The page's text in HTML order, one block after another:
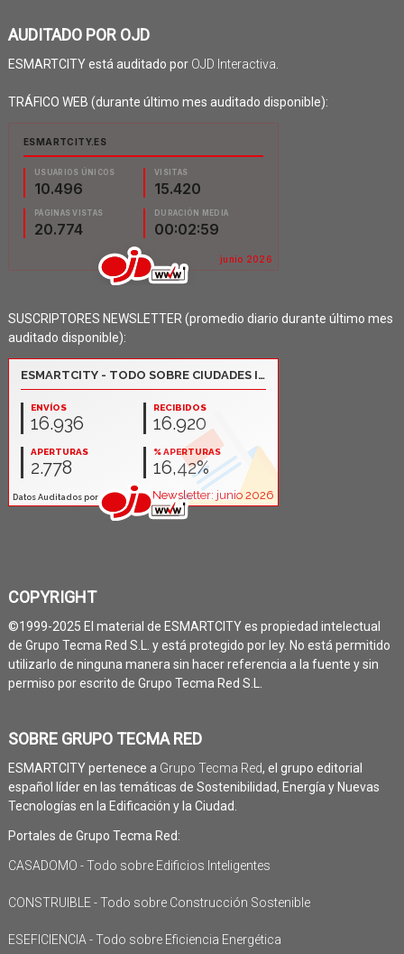
AUDITADO POR OJD
ESMARTCITY está auditado por OJD Interactiva
TRÁFICO WEB (durante último mes auditado disponible):
SUSCRIPTORES NEWSLETTER (promedio diario durante último mes
auditado disponible):
COPYRIGHT
©1999-2025 El material de ESMARTCITY es propiedad intelectual
de Grupo Tecma Red S.L. y está protegido por ley. No está permitido
utilizarlo de ninguna manera sin hacer referencia a la fuente y sin
permiso por escrito de Grupo Tecma Red S.L.
SOBRE GRUPO TECMA RED
ESMARTCITY pertenece a Grupo Tecma Red, el grupo editorial
español líder en las temáticas de Sostenibilidad, Energía y Nuevas
Tecnologías en la Edificación y la Ciudad.
Portales de Grupo Tecma Red:
CASADOMO - Todo sobre Edificios Inteligentes
CONSTRUIBLE - Todo sobre Construcción Sostenible
ESEFICIENCIA - Todo sobre Eficiencia Energética